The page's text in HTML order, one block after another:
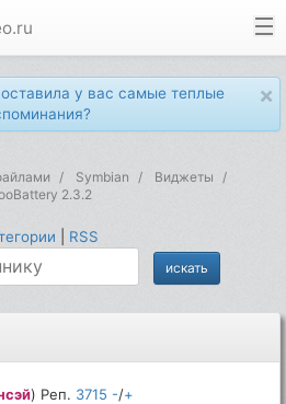
×
у вас самые теплые
Symbian
Виджеты
2.3.2
RSS
) Реп. 3715 -/+